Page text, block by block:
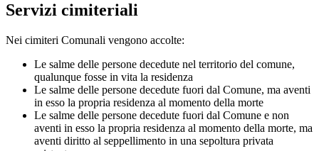
Servizi cimiteriali
Nei cimiteri Comunali vengono accolte:
Le salme delle persone decedute nel territorio del comune,
qualunque fosse in vita la residenza
Le salme delle persone decedute fuori dal Comune, ma aventi
in esso la propria residenza al momento della morte
Le salme delle persone decedute fuori dal Comune e non
aventi in esso la propria residenza al momento della morte, ma
aventi diritto al seppellimento in una sepoltura privata